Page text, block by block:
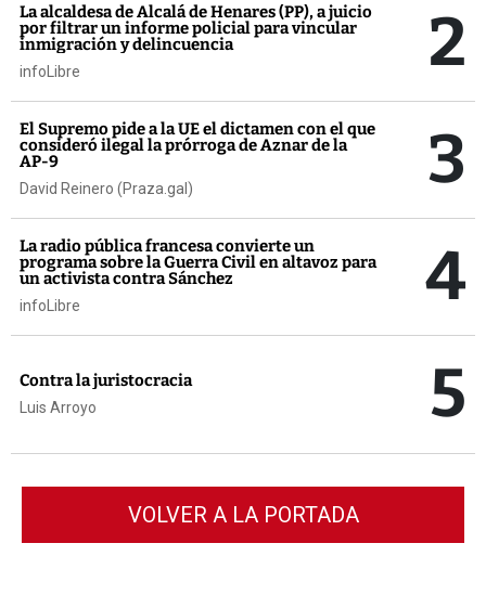
La alcaldesa de Alcalá de Henares (PP), a juicio
por filtrar un informe policial para vincular
inmigración y delincuencia
infoLibre 2
El Supremo pide a la UE el dictamen con el que
consideró ilegal la prórroga de Aznar de la
AP-9
David Reinero (Praza.gal) 3
La radio pública francesa convierte un
programa sobre la Guerra Civil en altavoz para
un activista contra Sánchez
infoLibre 4
Contra la juristocracia
Luis Arroyo 5
VOLVER A LA PORTADA